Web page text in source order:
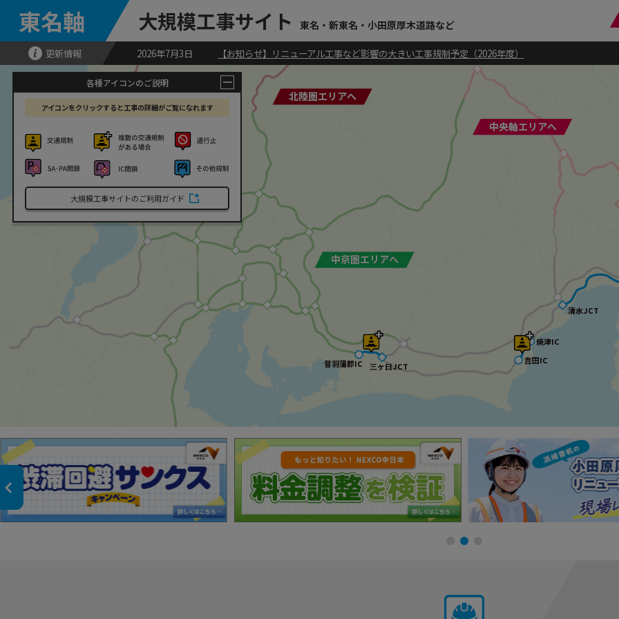
東名軸 大規模工事サイト 東名・新東名・小田原厚木道路など
更新情報 2026年7月3日 【お知らせ】リニューアル工事など影響の大きい工事規制予定（2026年度）
焼津IC
焼津IC
吉田IC
吉田IC
音羽蒲郡IC
音羽蒲郡IC 三ヶ日JCT
三ヶ日JCT
清水JCT
清水JCT
中京圏エリアへ
中京圏エリアへ
北陸圏エリアへ
北陸圏エリアへ
中央軸エリアへ
中央軸エリアへ
各種アイコンのご説明
アイコンをクリックすると工事の詳細がご覧になれます
大規模工事サイトのご利用ガイド